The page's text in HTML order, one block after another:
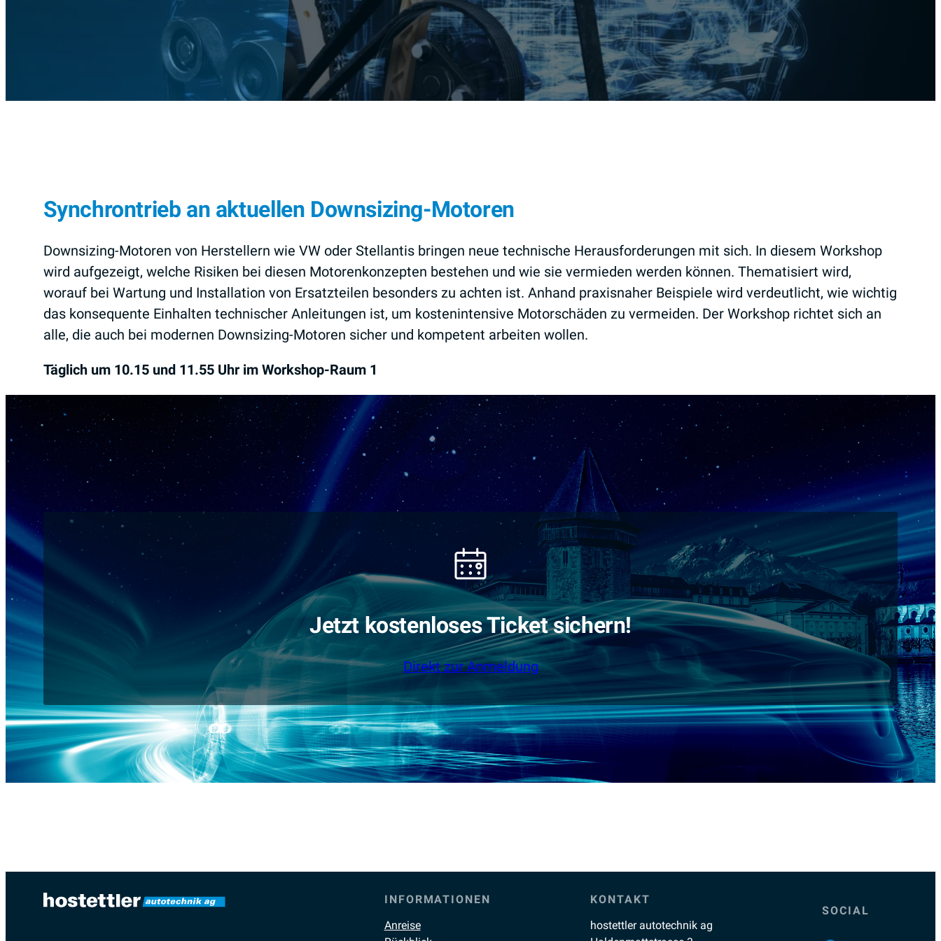
Synchrontrieb an aktuellen Downsizing-Motoren
Downsizing-Motoren von Herstellern wie VW oder Stellantis bringen neue technische Herausforderungen mit sich. In diesem Workshop
wird aufgezeigt, welche Risiken bei diesen Motorenkonzepten bestehen und wie sie vermieden werden können. Thematisiert wird,
worauf bei Wartung und Installation von Ersatzteilen besonders zu achten ist. Anhand praxisnaher Beispiele wird verdeutlicht, wie wichtig
das konsequente Einhalten technischer Anleitungen ist, um kostenintensive Motorschäden zu vermeiden. Der Workshop richtet sich an
alle, die auch bei modernen Downsizing-Motoren sicher und kompetent arbeiten wollen.
Täglich um 10.15 und 11.55 Uhr im Workshop-Raum 1
Jetzt kostenloses Ticket sichern!
Direkt zur Anmeldung
INFORMATIONEN
Anreise
KONTAKT
hostettler autotechnik ag
SOCIAL